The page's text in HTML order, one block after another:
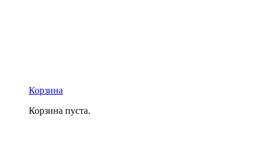
Корзина
Корзина пуста.